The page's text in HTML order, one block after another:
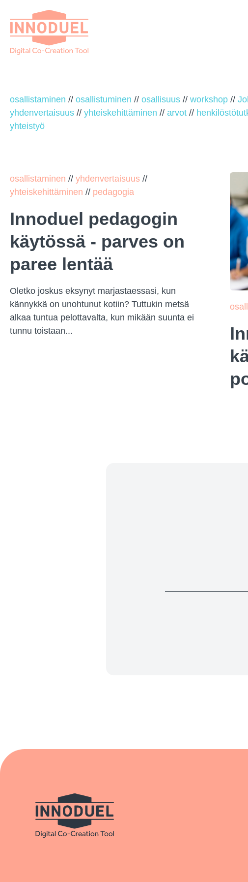
osallistaminen // osallistuminen // osallisuus // workshop //
yhdenvertaisuus // yhteiskehittäminen // arvot //
yhteistyö
osallistaminen // yhdenvertaisuus //
yhteiskehittäminen // pedagogia
Innoduel pedagogin
käytössä - parves on
paree lentää
Oletko joskus eksynyt marjastaessasi, kun
kännykkä on unohtunut kotiin? Tuttukin metsä
alkaa tuntua pelottavalta, kun mikään suunta ei
tunnu toistaan...